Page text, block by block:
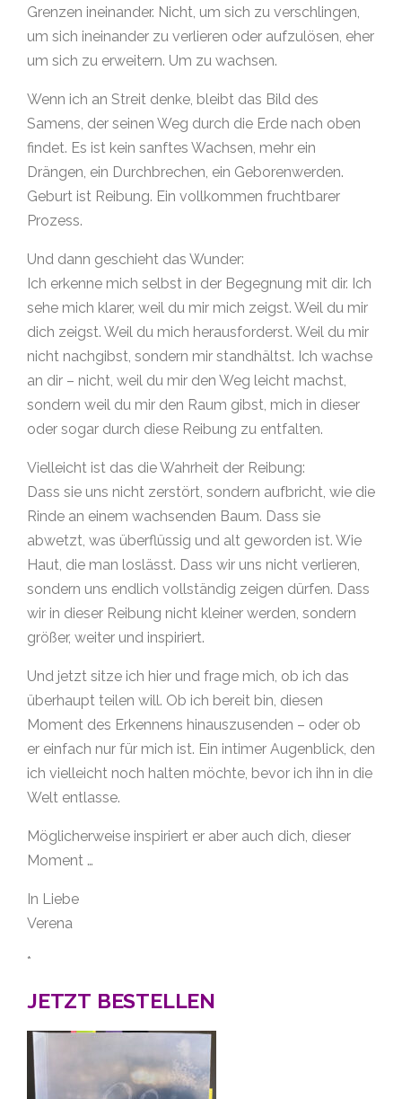
Grenzen ineinander. Nicht, um sich zu verschlingen,
um sich ineinander zu verlieren oder aufzulösen, eher
um sich zu erweitern. Um zu wachsen.
Wenn ich an Streit denke, bleibt das Bild des
Samens, der seinen Weg durch die Erde nach oben
findet. Es ist kein sanftes Wachsen, mehr ein
Drängen, ein Durchbrechen, ein Geborenwerden.
Geburt ist Reibung. Ein vollkommen fruchtbarer
Prozess.
Und dann geschieht das Wunder:
Ich erkenne mich selbst in der Begegnung mit dir. Ich
sehe mich klarer, weil du mir mich zeigst. Weil du mir
dich zeigst. Weil du mich herausforderst. Weil du mir
nicht nachgibst, sondern mir standhältst. Ich wachse
an dir – nicht, weil du mir den Weg leicht machst,
sondern weil du mir den Raum gibst, mich in dieser
oder sogar durch diese Reibung zu entfalten.
Vielleicht ist das die Wahrheit der Reibung:
Dass sie uns nicht zerstört, sondern aufbricht, wie die
Rinde an einem wachsenden Baum. Dass sie
abwetzt, was überflüssig und alt geworden ist. Wie
Haut, die man loslässt. Dass wir uns nicht verlieren,
sondern uns endlich vollständig zeigen dürfen. Dass
wir in dieser Reibung nicht kleiner werden, sondern
größer, weiter und inspiriert.
Und jetzt sitze ich hier und frage mich, ob ich das
überhaupt teilen will. Ob ich bereit bin, diesen
Moment des Erkennens hinauszusenden – oder ob
er einfach nur für mich ist. Ein intimer Augenblick, den
ich vielleicht noch halten möchte, bevor ich ihn in die
Welt entlasse.
Möglicherweise inspiriert er aber auch dich, dieser
Moment …
In Liebe
Verena
*
JETZT BESTELLEN